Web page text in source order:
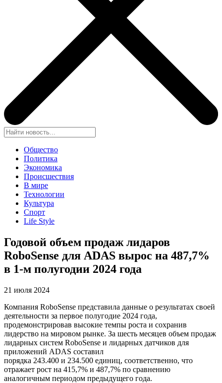
Общество
Политика
Экономика
Происшествия
В мире
Технологии
Культура
Спорт
Life Style
Годовой объем продаж лидаров
RoboSense для ADAS вырос на 487,7%
в 1-м полугодии 2024 года
21 июля 2024
Компания RoboSense представила данные о результатах своей
деятельности за первое полугодие 2024 года,
продемонстрировав высокие темпы роста и сохранив
лидерство на мировом рынке. За шесть месяцев объем продаж
лидарных систем RoboSense и лидарных датчиков для
приложений ADAS составил
порядка 243.400 и 234.500 единиц, соответственно, что
отражает рост на 415,7% и 487,7% по сравнению
аналогичным периодом предыдущего года.